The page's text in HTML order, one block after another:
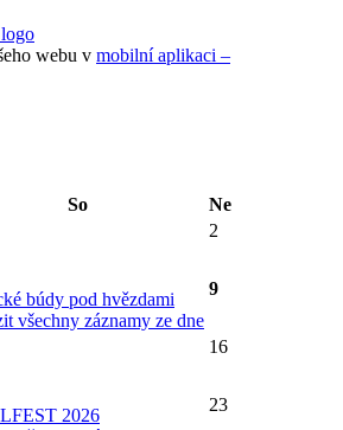
webu v mobilní aplikaci –
So
Ne
2
búdy pod hvězdami
všechny záznamy ze dne
9
16
2026
23